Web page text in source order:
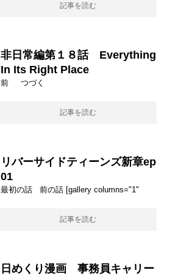
記事を読む
非日常編第１８話 Everything
In Its Right Place
前 つづく
記事を読む
リバーサイドティーンズ新章ep
01
最初の話 前の話 [gallery columns="1"
記事を読む
日めくり漫画 事務員キャリー